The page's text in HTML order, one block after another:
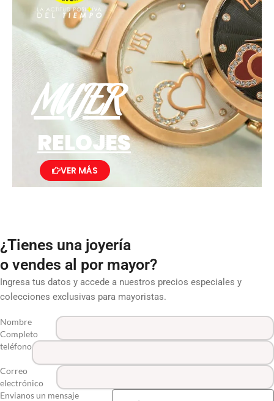
MUJER
RELOJES
VER MÁS
¿Tienes una joyería
o vendes al por mayor?
Ingresa tus datos y accede a nuestros precios especiales y
colecciones exclusivas para mayoristas.
Nombre
Completo
teléfono
Correo
electrónico
Envianos un mensaje